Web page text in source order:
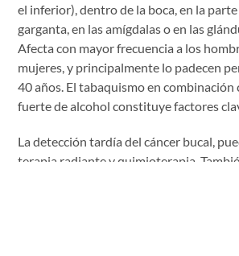
el inferior), dentro de la boca, en la
garganta, en las amígdalas o en las
Afecta con mayor frecuencia a los
mujeres, y principalmente lo padecen
40 años. El tabaquismo en combinación
fuerte de alcohol constituye factores
La detección tardía del cáncer bucal,
terapia radiante y quimioterapia.